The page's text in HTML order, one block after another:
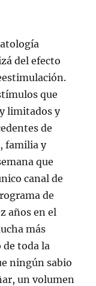
del efecto
que
limitados y
de
familia y
que
canal de
de
años en el
más
toda la
ningún sabio
un volumen